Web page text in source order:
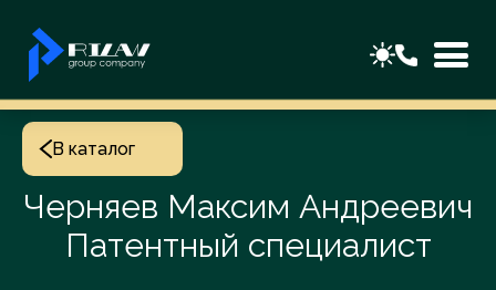
В каталог
Черняев Максим Андреевич
Патентный специалист